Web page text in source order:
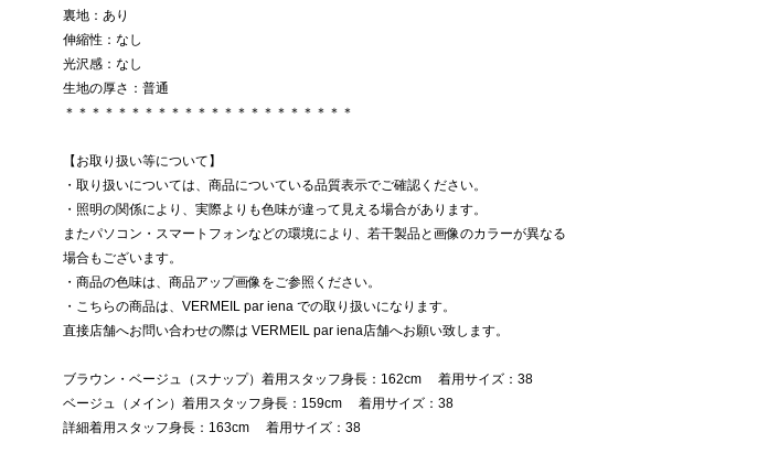
裏地：あり
伸縮性：なし
光沢感：なし
生地の厚さ：普通
＊＊＊＊＊＊＊＊＊＊＊＊＊＊＊＊＊＊＊＊＊＊
【お取り扱い等について】
・取り扱いについては、商品についている品質表示でご確認ください。
・照明の関係により、実際よりも色味が違って見える場合があります。
またパソコン・スマートフォンなどの環境により、若干製品と画像のカラーが異なる
場合もございます。
・商品の色味は、商品アップ画像をご参照ください。
・こちらの商品は、VERMEIL par iena での取り扱いになります。
直接店舗へお問い合わせの際は VERMEIL par iena店舗へお願い致します。
ブラウン・ベージュ（スナップ）着用スタッフ身長：162cm 着用サイズ：38
ベージュ（メイン）着用スタッフ身長：159cm 着用サイズ：38
詳細着用スタッフ身長：163cm 着用サイズ：38